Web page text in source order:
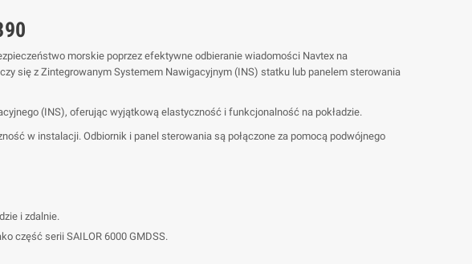
morskie poprzez efektywne odbieranie wiadomości Navtex na
się z Zintegrowanym Systemem Nawigacyjnym (INS) statku lub panelem sterowania
(INS), oferując wyjątkową elastyczność i funkcjonalność na pokładzie.
w instalacji. Odbiornik i panel sterowania są połączone za pomocą podwójnego
i zdalnie.
część serii SAILOR 6000 GMDSS.